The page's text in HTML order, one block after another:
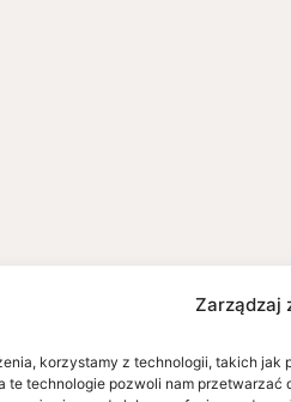
Zarządzaj
korzystamy z technologii, takich
te technologie pozwoli nam